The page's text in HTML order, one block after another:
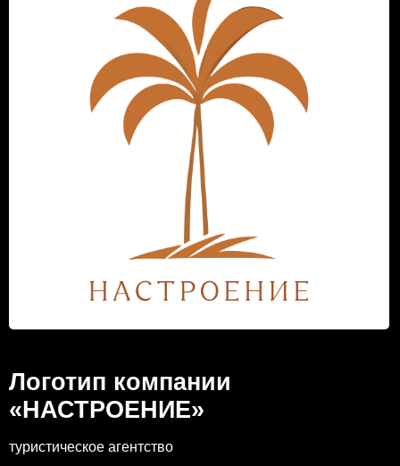
Логотип компании
«НАСТРОЕНИЕ»
туристическое агентство